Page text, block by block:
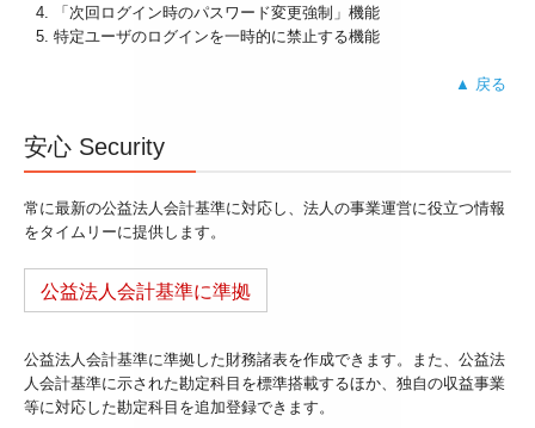
「次回ログイン時のパスワード変更強制」機能
特定ユーザのログインを一時的に禁止する機能
▲ 戻る
安心 Security
常に最新の公益法人会計基準に対応し、法人の事業運営に役立つ情報
をタイムリーに提供します。
公益法人会計基準に準拠
公益法人会計基準に準拠した財務諸表を作成できます。また、公益法
人会計基準に示された勘定科目を標準搭載するほか、独自の収益事業
等に対応した勘定科目を追加登録できます。